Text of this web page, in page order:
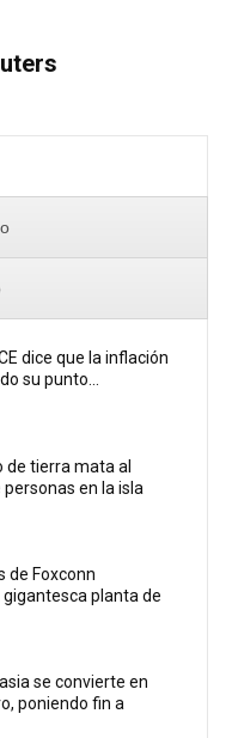
dice que la inflación
su punto...
de tierra mata al
en la isla
de Foxconn
planta de
se convierte en
poniendo fin a